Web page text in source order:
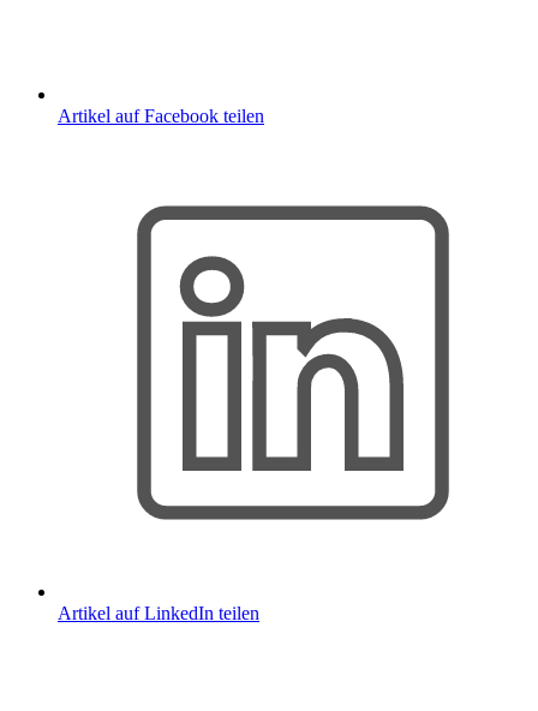
Artikel auf Facebook teilen
Artikel auf LinkedIn teilen